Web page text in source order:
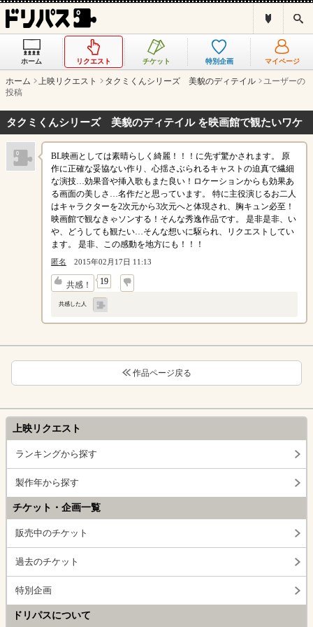
ス
は
ホーム リクエスト チケット 特別企画 マイページ
ホーム 上映リクエスト タクミくんシリーズ 美貌のディテイル
ユーザーの
投稿
タクミくんシリーズ 美貌のディテイル を映画館で観たいワケ
BL映画としては素晴らしく綺麗！！！に先ず驚かされます。 原
作に正確な妥協ない作り、心揺さぶられるキャストの迫真で繊細
な演技…効果音や挿入歌もまた良い！ロケーションからも効果あ
る画面の美しさ…名作だと思っています。 特に主役演じるお二人
はキャラクターを2次元から3次元へと体現され、胸キュン必至！
映画館で観なきゃソンする！そんな秀逸作品です。 是非是非、い
や、どうしても観たい…そんな想いに駆られ、リクエストしてい
ます。 是非、この感動を地方にも！！！
匿名 2015年02月17日 11:13
共感！ 19
↓
共感した人
作品ページ戻る
上映リクエスト
ランキングから探す
製作年から探す
チケット・企画一覧
販売中のチケット
過去のチケット
特別企画
ドリパスについて